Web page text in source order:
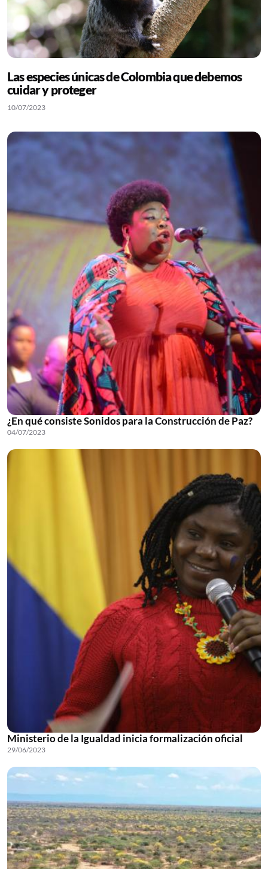
Las especies únicas de Colombia que debemos
cuidar y proteger
10/07/2023
¿En qué consiste Sonidos para la Construcción de Paz?
04/07/2023
Ministerio de la Igualdad inicia formalización oficial
29/06/2023